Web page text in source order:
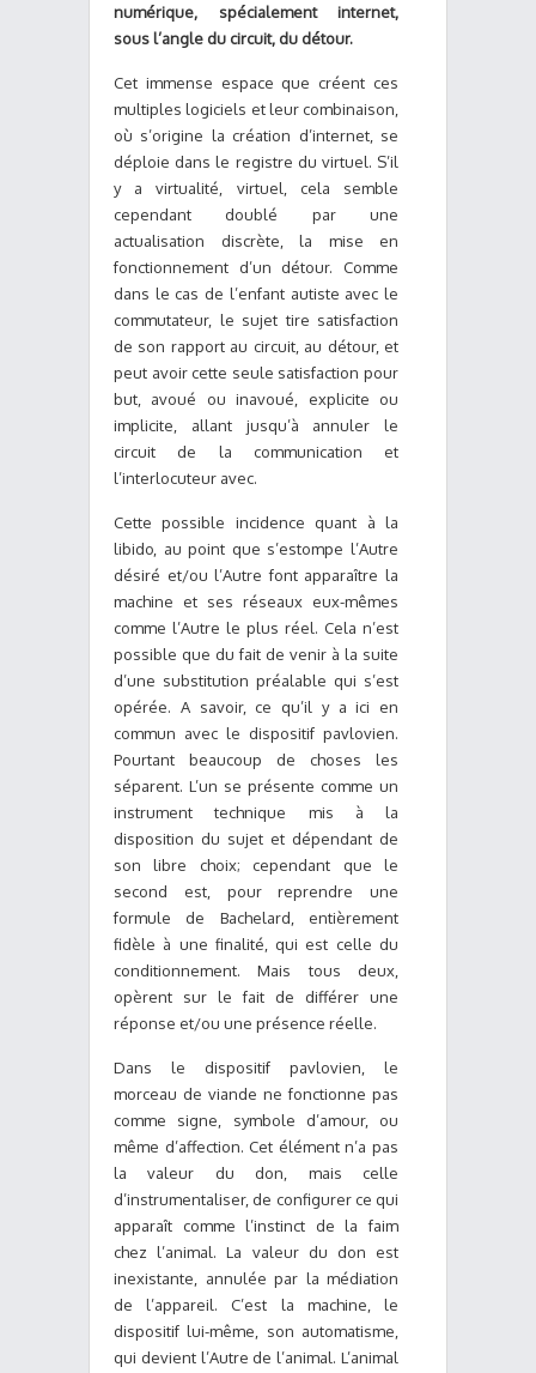
numérique, spécialement internet,
sous l’angle du circuit, du détour.
Cet immense espace que créent ces
multiples logiciels et leur combinaison,
où s’origine la création d’internet, se
déploie dans le registre du virtuel. S’il
y a virtualité, virtuel, cela semble
cependant doublé par une
actualisation discrète, la mise en
fonctionnement d’un détour. Comme
dans le cas de l’enfant autiste avec le
commutateur, le sujet tire satisfaction
de son rapport au circuit, au détour, et
peut avoir cette seule satisfaction pour
but, avoué ou inavoué, explicite ou
implicite, allant jusqu’à annuler le
circuit de la communication et
l’interlocuteur avec.
Cette possible incidence quant à la
libido, au point que s’estompe l’Autre
désiré et/ou l’Autre font apparaître la
machine et ses réseaux eux-mêmes
comme l’Autre le plus réel. Cela n’est
possible que du fait de venir à la suite
d’une substitution préalable qui s’est
opérée. A savoir, ce qu’il y a ici en
commun avec le dispositif pavlovien.
Pourtant beaucoup de choses les
séparent. L’un se présente comme un
instrument technique mis à la
disposition du sujet et dépendant de
son libre choix; cependant que le
second est, pour reprendre une
formule de Bachelard, entièrement
fidèle à une finalité, qui est celle du
conditionnement. Mais tous deux,
opèrent sur le fait de différer une
réponse et/ou une présence réelle.
Dans le dispositif pavlovien, le
morceau de viande ne fonctionne pas
comme signe, symbole d’amour, ou
même d’affection. Cet élément n’a pas
la valeur du don, mais celle
d’instrumentaliser, de configurer ce qui
apparaît comme l’instinct de la faim
chez l’animal. La valeur du don est
inexistante, annulée par la médiation
de l’appareil. C’est la machine, le
dispositif lui-même, son automatisme,
qui devient l’Autre de l’animal. L’animal